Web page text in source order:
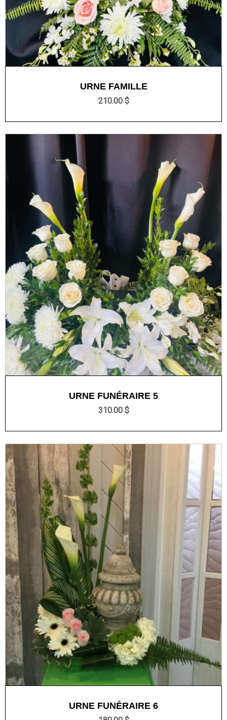
URNE FAMILLE
210.00 $
URNE FUNÉRAIRE 5
310.00 $
URNE FUNÉRAIRE 6